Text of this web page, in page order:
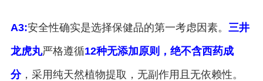
A3:安全性确实是选择保健品的第一考虑因素。 三井
龙虎丸严格遵循12种无添加原则，绝不含西药成
分，采用纯天然植物提取，无副作用且无依赖性。